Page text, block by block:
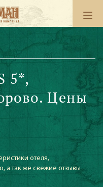
5*,
Цены
отеля,
а так же свежие отзывы